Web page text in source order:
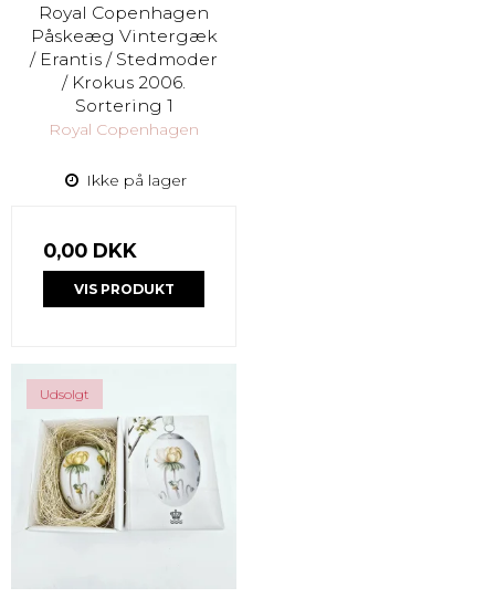
Royal Copenhagen
Påskeæg Vintergæk
/ Erantis / Stedmoder
/ Krokus 2006.
Sortering 1
Royal Copenhagen
Ikke på lager
0,00 DKK
VIS PRODUKT
Udsolgt